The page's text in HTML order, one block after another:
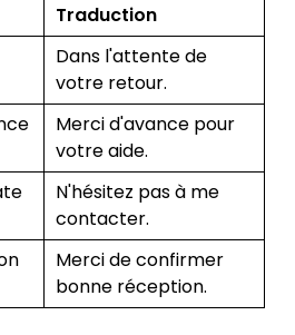
Traduction
Dans l'attente de
votre retour.
Merci d'avance pour
votre aide.
N'hésitez pas à me
contacter.
Merci de confirmer
bonne réception.